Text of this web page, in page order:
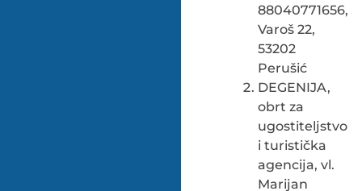
88040771656,
Varoš 22,
53202
Perušić
DEGENIJA,
obrt za
ugostiteljstvo
i turistička
agencija, vl.
Marijan